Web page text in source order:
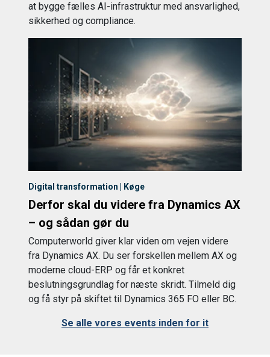
at bygge fælles AI-infrastruktur med ansvarlighed,
sikkerhed og compliance.
Digital transformation | Køge
Derfor skal du videre fra Dynamics AX
– og sådan gør du
Computerworld giver klar viden om vejen videre
fra Dynamics AX. Du ser forskellen mellem AX og
moderne cloud-ERP og får et konkret
beslutningsgrundlag for næste skridt. Tilmeld dig
og få styr på skiftet til Dynamics 365 FO eller BC.
Se alle vores events inden for it